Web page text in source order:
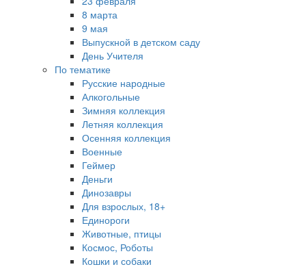
8 марта
9 мая
Выпускной в детском саду
День Учителя
По тематике
Русские народные
Алкогольные
Зимняя коллекция
Летняя коллекция
Осенняя коллекция
Военные
Геймер
Деньги
Динозавры
Для взрослых, 18+
Единороги
Животные, птицы
Космос, Роботы
Кошки и собаки